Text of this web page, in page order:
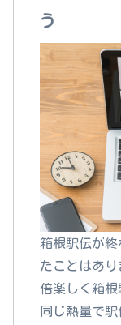
う
箱根駅伝が
たことはあ
倍楽しく箱根
同じ熱量で駅